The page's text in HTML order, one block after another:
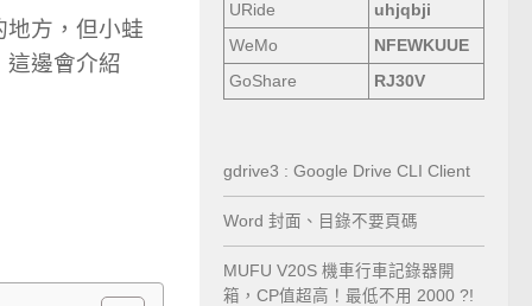
地方，但小蛙
這邊會介紹
URide
uhjqbji
WeMo
NFEWKUUE
GoShare
RJ30V
gdrive3 : Google Drive CLI Client
Word 封面、目錄不要頁碼
MUFU V20S 機車行車記錄器開
箱，CP值超高！最低不用 2000 ?!